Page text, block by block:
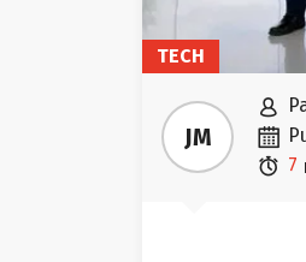
TECH
JM


 7